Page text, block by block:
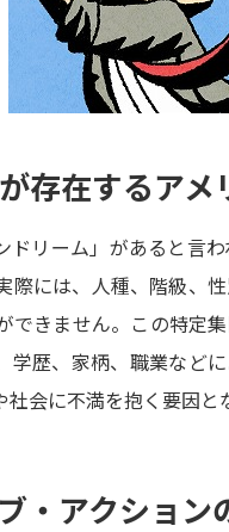
存在するアメ
ドリーム」があると言
際には、人種、階級、
できません。この特定
学歴、家柄、職業など
会に不満を抱く要因と
・アクション